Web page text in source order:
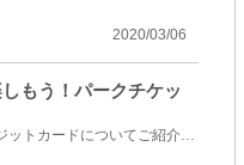
2020/03/06
もう！パークチケッ
東京ディズニーリゾートのオフィシャルスポンサーである、JCBのクレジットカードについてご紹介します♪J...